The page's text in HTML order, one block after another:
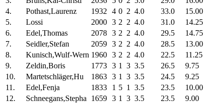
4.
Pothast,Laurenz 1932 4 0 2 4.0 33.0
15.00
5.
Lossi 2000 3 2 2 4.0 31.0
14.25
6.
Edel,Thomas 2078 3 2 2 4.0 29.5
14.75
7.
Seidler,Stefan 2059 3 2 2 4.0 28.5
13.00
8.
Kunisch,Wulf-Wern 1960 3 2 2 4.0 22.5
11.25
9.
Zeldin,Boris 1773 3 1 3 3.5 26.5
9.75
10.
Martetschläger,Hu 1863 3 1 3 3.5 24.5
9.25
11.
Edel,Fenja 1833 1 5 1 3.5 23.5
10.00
12.
Schneegans,Stepha 1659 3 1 3 3.5 23.5
9.00